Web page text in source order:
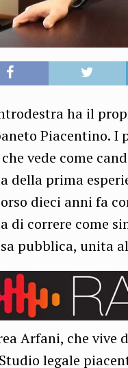
ha il
Piacentino.
vede come
della prima
dieci anni fa
di correre come
pubblica, unita
Arfani, che vive
legale